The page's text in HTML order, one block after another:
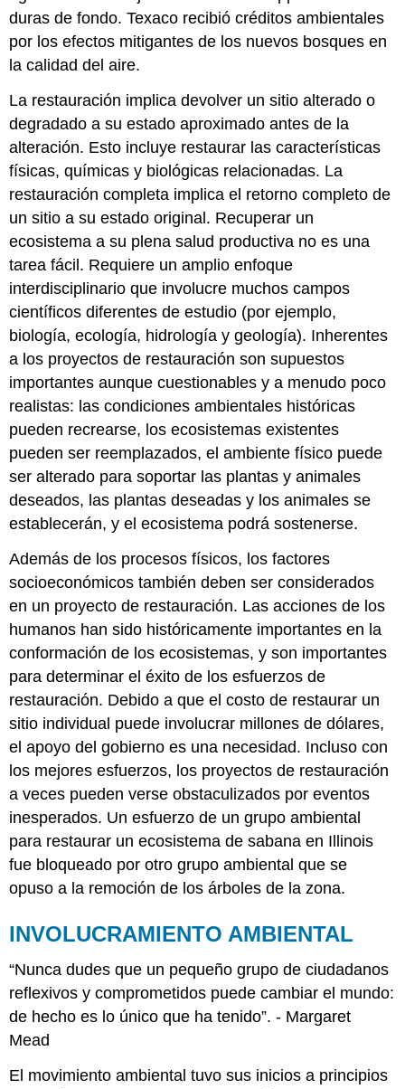
duras de fondo. Texaco recibió créditos ambientales
por los efectos mitigantes de los nuevos bosques en
la calidad del aire.
La restauración implica devolver un sitio alterado o
degradado a su estado aproximado antes de la
alteración. Esto incluye restaurar las características
físicas, químicas y biológicas relacionadas. La
restauración completa implica el retorno completo de
un sitio a su estado original. Recuperar un
ecosistema a su plena salud productiva no es una
tarea fácil. Requiere un amplio enfoque
interdisciplinario que involucre muchos campos
científicos diferentes de estudio (por ejemplo,
biología, ecología, hidrología y geología). Inherentes
a los proyectos de restauración son supuestos
importantes aunque cuestionables y a menudo poco
realistas: las condiciones ambientales históricas
pueden recrearse, los ecosistemas existentes
pueden ser reemplazados, el ambiente físico puede
ser alterado para soportar las plantas y animales
deseados, las plantas deseadas y los animales se
establecerán, y el ecosistema podrá sostenerse.
Además de los procesos físicos, los factores
socioeconómicos también deben ser considerados
en un proyecto de restauración. Las acciones de los
humanos han sido históricamente importantes en la
conformación de los ecosistemas, y son importantes
para determinar el éxito de los esfuerzos de
restauración. Debido a que el costo de restaurar un
sitio individual puede involucrar millones de dólares,
el apoyo del gobierno es una necesidad. Incluso con
los mejores esfuerzos, los proyectos de restauración
a veces pueden verse obstaculizados por eventos
inesperados. Un esfuerzo de un grupo ambiental
para restaurar un ecosistema de sabana en Illinois
fue bloqueado por otro grupo ambiental que se
opuso a la remoción de los árboles de la zona.
INVOLUCRAMIENTO AMBIENTAL
“Nunca dudes que un pequeño grupo de ciudadanos
reflexivos y comprometidos puede cambiar el mundo:
de hecho es lo único que ha tenido”. - Margaret
Mead
El movimiento ambiental tuvo sus inicios a principios